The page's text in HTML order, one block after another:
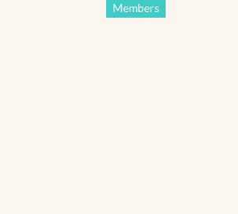
Members